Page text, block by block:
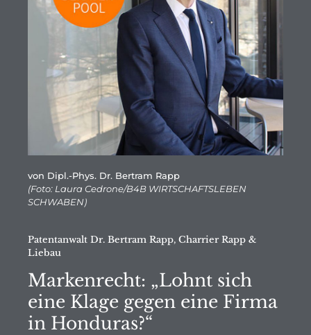
von Dipl.-Phys. Dr. Bertram Rapp
(Foto: Laura Cedrone/B4B WIRTSCHAFTSLEBEN
SCHWABEN)
Patentanwalt Dr. Bertram Rapp, Charrier Rapp &
Liebau
Markenrecht: „Lohnt sich
eine Klage gegen eine Firma
in Honduras?“